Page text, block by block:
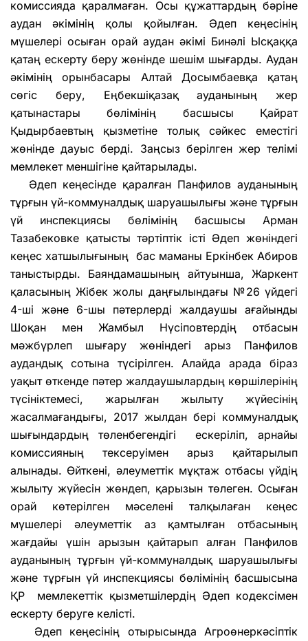
комиссияда қаралмаған. Осы құжаттардың бәріне
аудан әкімінің қолы қойылған. Әдеп кеңесінің
мүшелері осыған орай аудан әкімі Бинәлі Ысқаққа
қатаң ескерту беру жөнінде шешім шығарды. Аудан
әкімінің орынбасары Алтай Досымбаевқа қатаң
сөгіс беру, Еңбекшіқазақ ауданының жер
қатынастары бөлімінің басшысы Қайрат
Қыдырбаевтың қызметіне толық сәйкес еместігі
жөнінде дауыс берді. Заңсыз берілген жер телімі
мемлекет меншігіне қайтарылады.
Әдеп кеңесінде қаралған Панфилов ауданының
тұрғын үй-коммуналдық шаруашылығы және тұрғын
үй инспекциясы бөлімінің басшысы Арман
Тазабековке қатысты тәртіптік істі Әдеп жөніндегі
кеңес хатшылығының бас маманы Еркінбек Абиров
таныстырды. Баяндамашының айтуынша, Жаркент
қаласының Жібек жолы даңғылындағы №26 үйдегі
4-ші және 6-шы пәтерлерді жалдаушы ағайынды
Шоқан мен Жамбыл Нүсіповтердің отбасын
мәжбүрлеп шығару жөніндегі арыз Панфилов
аудандық сотына түсірілген. Алайда арада біраз
уақыт өткенде пәтер жалдаушылардың көршілерінің
түсініктемесі, жарылған жылыту жүйесінің
жасалмағандығы, 2017 жылдан бері коммуналдық
шығындардың төленбегендігі ескеріліп, арнайы
комиссияның тексеруімен арыз қайтарылып
алынады. Өйткені, әлеуметтік мұқтаж отбасы үйдің
жылыту жүйесін жөндеп, қарызын төлеген. Осыған
орай көтерілген мәселені талқылаған кеңес
мүшелері әлеуметтік аз қамтылған отбасының
жағдайы үшін арызын қайтарып алған Панфилов
ауданының тұрғын үй-коммуналдық шаруашылығы
және тұрғын үй инспекциясы бөлімінің басшысына
ҚР мемлекеттік қызметшілердің Әдеп кодексімен
ескерту беруге келісті.
Әдеп кеңесінің отырысында Агроөнеркәсіптік